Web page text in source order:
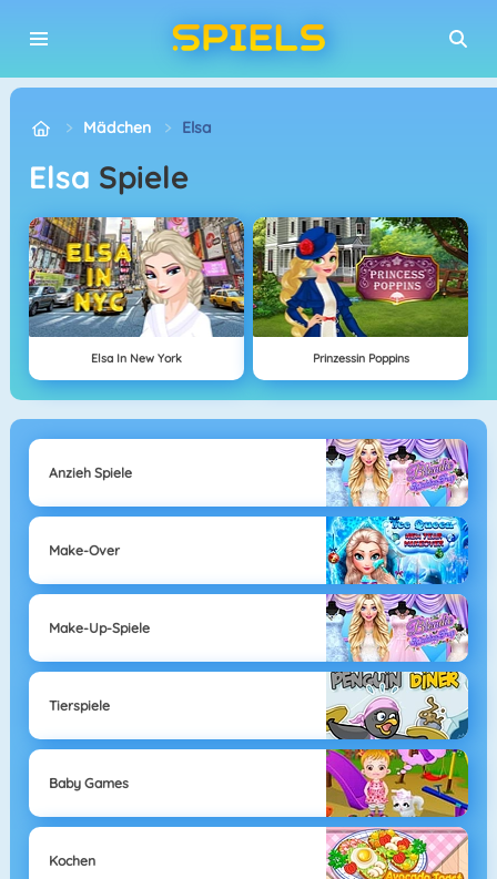
Mädchen Elsa
Elsa Spiele
Elsa In New York Prinzessin Poppins
Anzieh Spiele
Make-Over
Make-Up-Spiele
Tierspiele
Baby Games
Kochen